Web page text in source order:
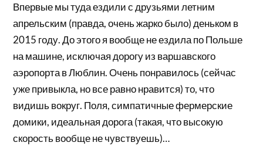
Впервые мы туда ездили с друзьями летним
апрельским (правда, очень жарко было) деньком в
2015 году. До этого я вообще не ездила по Польше
на машине, исключая дорогу из варшавского
аэропорта в Люблин. Очень понравилось (сейчас
уже привыкла, но все равно нравится) то, что
видишь вокруг. Поля, симпатичные фермерские
домики, идеальная дорога (такая, что высокую
скорость вообще не чувствуешь)…